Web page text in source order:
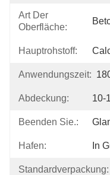
Art Der
Oberfläche:
Hauptrohstoff:
Anwendungszeit:
Abdeckung: 10-
Beenden Sie.:
Hafen: In
Standardverpackung: